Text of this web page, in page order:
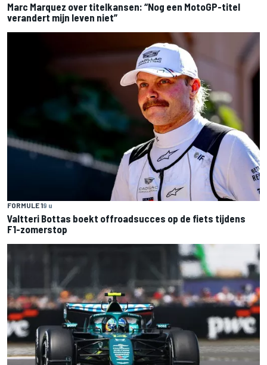
Marc Marquez over titelkansen: “Nog een MotoGP-titel
verandert mijn leven niet”
FORMULE 19 u
Valtteri Bottas boekt offroadsucces op de fiets tijdens
F1-zomerstop